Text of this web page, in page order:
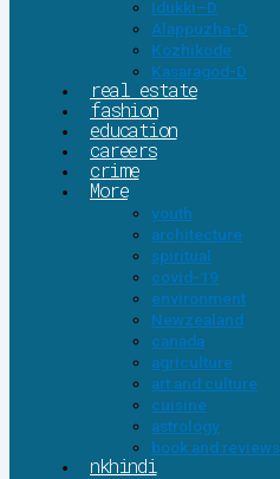
Idukki–D
Alappuzha-D
Kozhikode
Kasaragod-D
real estate
fashion
education
careers
crime
More
youth
architecture
spiritual
covid-19
environment
Newzealand
canada
agriculture
art and culture
cuisine
astrology
book and reviews
nkhindi